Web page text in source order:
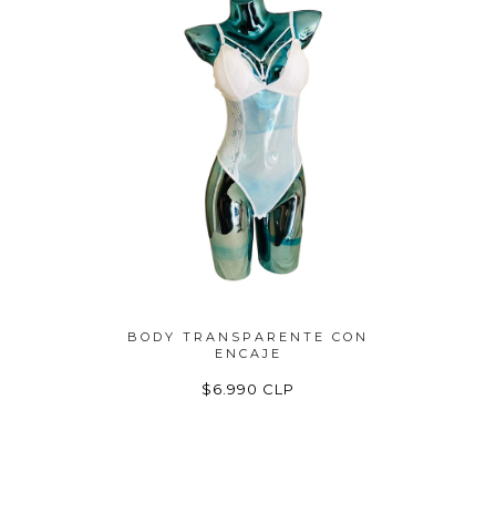
BODY TRANSPARENTE CON
ENCAJE
$6.990 CLP